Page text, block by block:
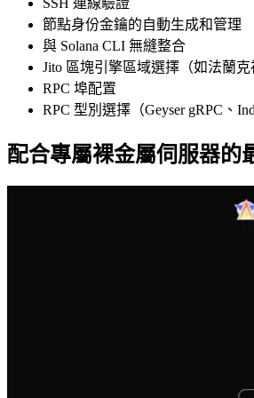
節點身份金鑰的自動生成和管理
與 Solana CLI 無縫整合
Jito 區塊引擎區域選擇（如法蘭克
RPC 埠配置
RPC 型別選擇（Geyser gRPC、
配合專屬裸金屬伺服器的